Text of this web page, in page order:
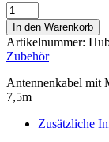
Antennenkabel
mit
Ferrit
>100
dB
weiß
7,5m
Menge
In den Warenkorb
Artikelnummer:
Zubehör
Antennenkabel mit
7,5m
Zusätzliche